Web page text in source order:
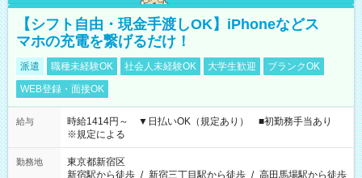
【シフト自由・現金手渡しOK】iPhoneなどス
マホの充電を繋げるだけ！
派遣 職種未経験OK 社会人未経験OK 大学生歓迎
ブランクOK
WEB登録・面接OK
給与
時給1414円～ ▼日払いOK（規定あり） ■初勤務手当あり
※規定による
勤務地
東京都新宿区
新宿駅から徒歩 / 新宿三丁目駅から徒歩 / 高田馬場駅から徒歩